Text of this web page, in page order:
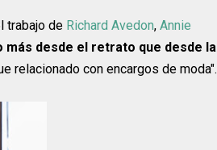
trabajo de Richard Avedon, Annie
más desde el retrato que desde la
relacionado con encargos de moda".